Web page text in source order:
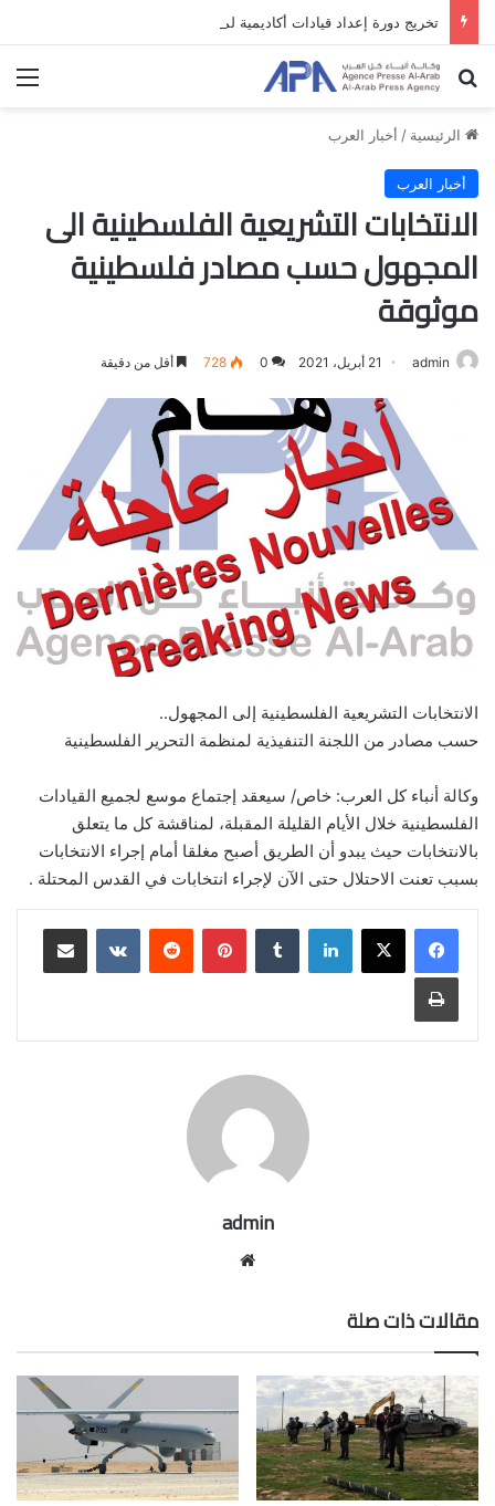
بحث عن
الرئيسية / أخبار العرب
أخبار العرب
الانتخابات التشريعية الفلسطينية الى
المجهول حسب مصادر فلسطينية
موثوقة
admin 21 أبريل، 2021 0
728 أقل من دقيقة
الانتخابات التشريعية الفلسطينية إلى المجهول..
حسب مصادر من اللجنة التنفيذية لمنظمة التحرير الفلسطينية
وكالة أنباء كل العرب: خاص/ سيعقد إجتماع موسع لجميع القيادات
الفلسطينية خلال الأيام القليلة المقبلة، لمناقشة كل ما يتعلق
بالانتخابات حيث يبدو أن الطريق أصبح مغلقا أمام إجراء الانتخابات
بسبب تعنت الاحتلال حتى الآن لإجراء انتخابات في القدس المحتلة .
لينكدإن بينتيريست مشاركة عبر البريد
طباعة
admin
مقالات ذات صلة